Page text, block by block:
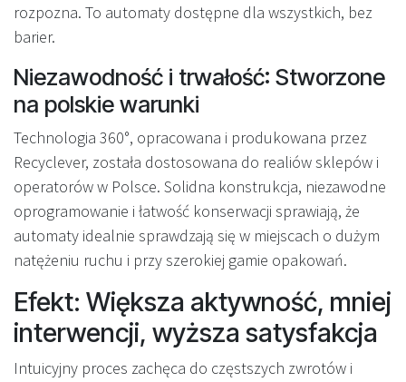
rozpozna. To automaty dostępne dla wszystkich, bez
barier.
Niezawodność i trwałość: Stworzone
na polskie warunki
Technologia 360°, opracowana i produkowana przez
Recyclever, została dostosowana do realiów sklepów i
operatorów w Polsce. Solidna konstrukcja, niezawodne
oprogramowanie i łatwość konserwacji sprawiają, że
automaty idealnie sprawdzają się w miejscach o dużym
natężeniu ruchu i przy szerokiej gamie opakowań.
Efekt: Większa aktywność, mniej
interwencji, wyższa satysfakcja
Intuicyjny proces zachęca do częstszych zwrotów i